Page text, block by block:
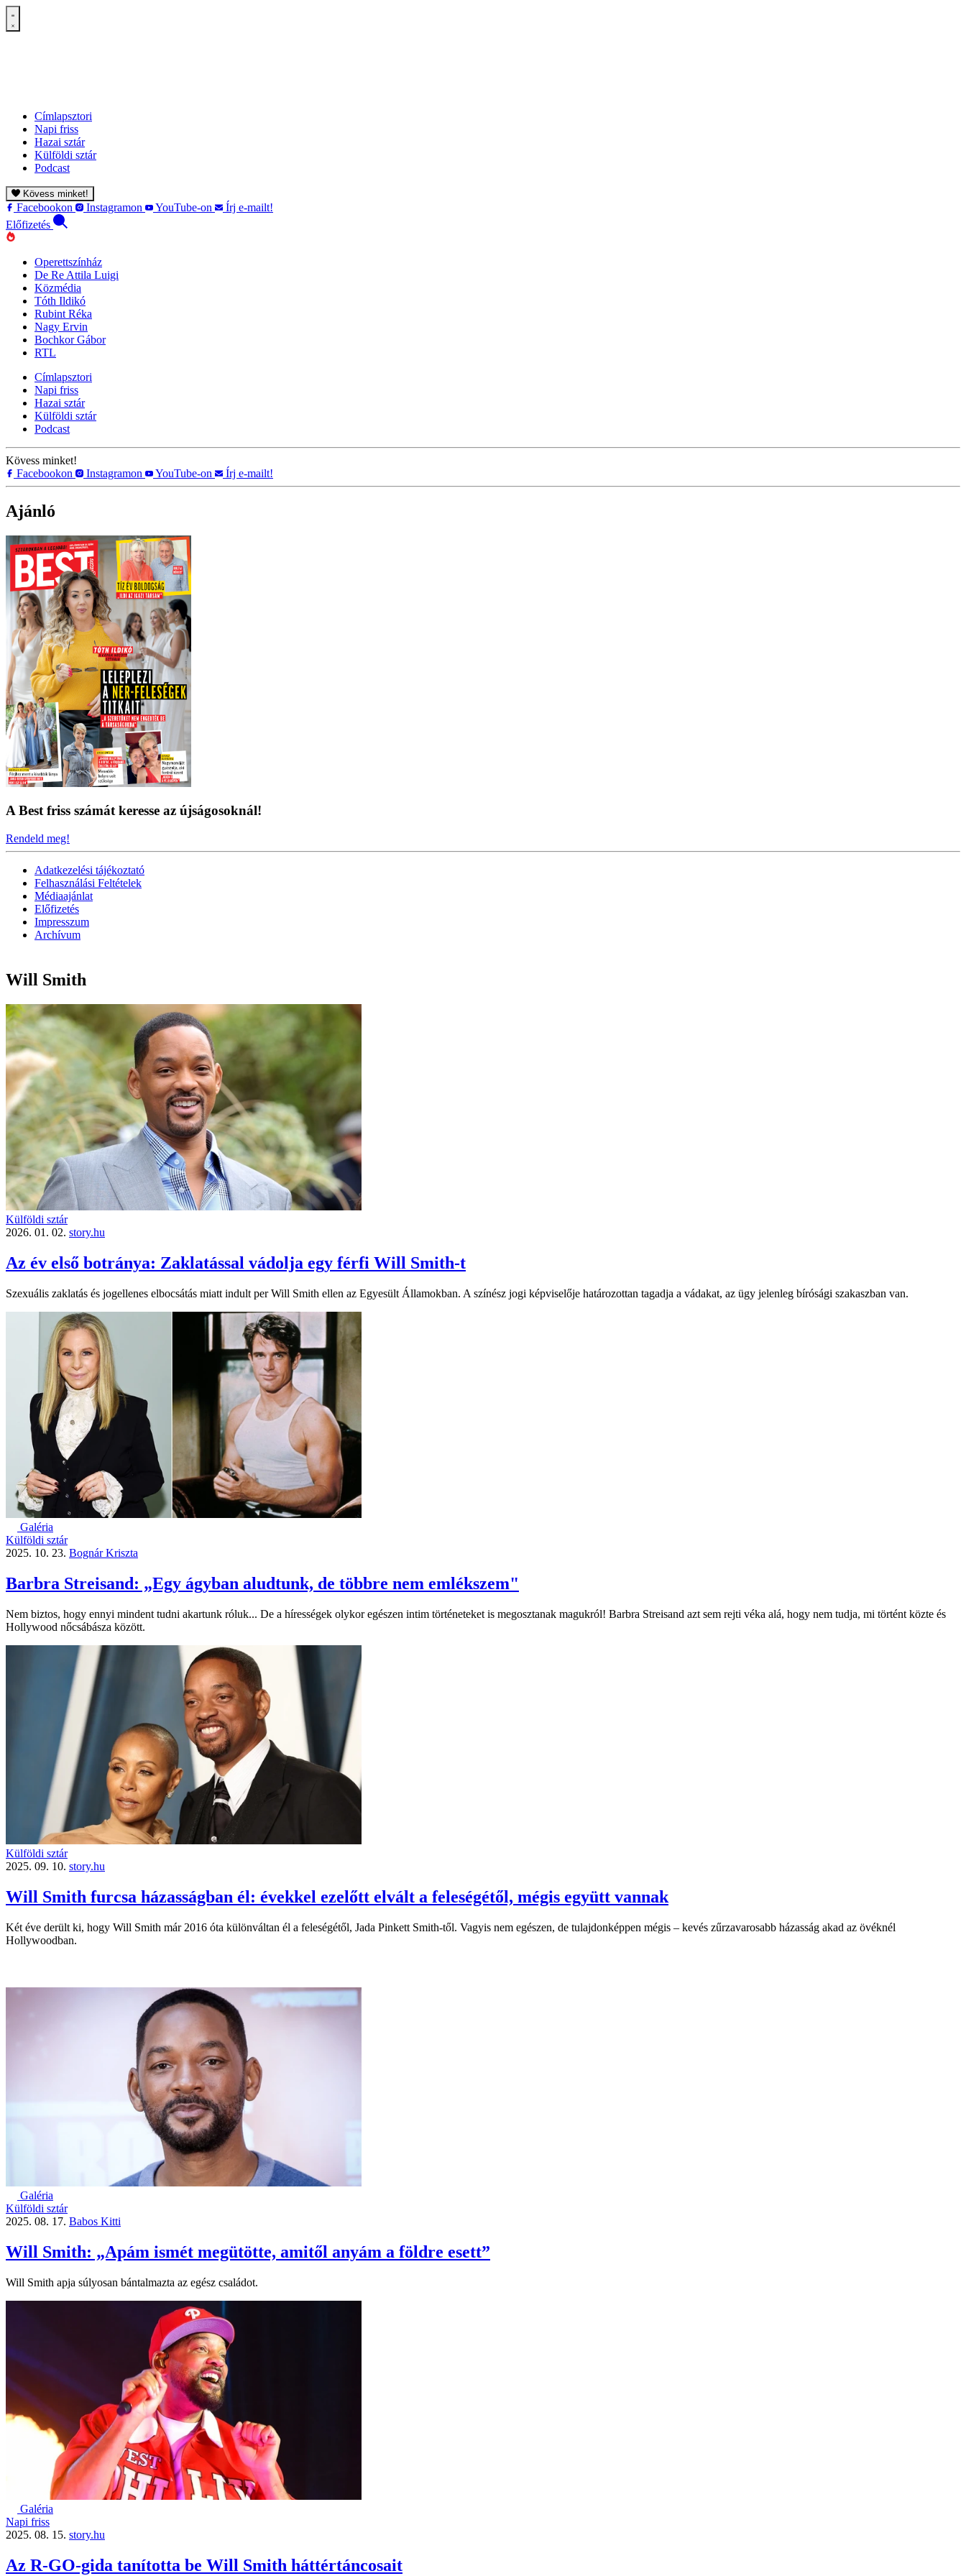
Címlapsztori
Napi friss
Hazai sztár
Külföldi sztár
Podcast
Kövess minket!
Facebookon Instagramon YouTube-on
Írj e-mailt!
Előfizetés
Operettszínház
De Re Attila Luigi
Közmédia
Tóth Ildikó
Rubint Réka
Nagy Ervin
Bochkor Gábor
RTL
Címlapsztori
Napi friss
Hazai sztár
Külföldi sztár
Podcast
Kövess minket!
Facebookon
Instagramon YouTube-on Írj e-mailt!
Ajánló
A Best friss számát keresse az újságosoknál!
Rendeld meg!
Adatkezelési tájékoztató
Felhasználási Feltételek
Médiaajánlat
Előfizetés
Impresszum
Archívum
Will Smith
Külföldi sztár
2026. 01. 02. story.hu
Az év első botránya: Zaklatással vádolja egy férfi Will Smith-t
Szexuális zaklatás és jogellenes elbocsátás miatt indult per Will Smith ellen az Egyesült Államokban. A színész jogi képviselője határozottan tagadja a vádakat, az ügy jelenleg bírósági szakaszban van.
Galéria
Külföldi sztár
2025. 10. 23. Bognár Kriszta
Barbra Streisand: „Egy ágyban aludtunk, de többre nem emlékszem"
Nem biztos, hogy ennyi mindent tudni akartunk róluk... De a hírességek olykor egészen intim történeteket is megosztanak magukról! Barbra Streisand azt sem rejti véka alá, hogy nem tudja, mi történt közte és
Hollywood nőcsábásza között.
Külföldi sztár
2025. 09. 10. story.hu
Will Smith furcsa házasságban él: évekkel ezelőtt elvált a feleségétől, mégis együtt vannak
Két éve derült ki, hogy Will Smith már 2016 óta különváltan él a feleségétől, Jada Pinkett Smith-től. Vagyis nem egészen, de tulajdonképpen mégis – kevés zűrzavarosabb házasság akad az övéknél
Hollywoodban.
Galéria
Külföldi sztár
2025. 08. 17. Babos Kitti
Will Smith: „Apám ismét megütötte, amitől anyám a földre esett”
Will Smith apja súlyosan bántalmazta az egész családot.
Galéria
Napi friss
2025. 08. 15. story.hu
Az R-GO-gida tanította be Will Smith háttértáncosait